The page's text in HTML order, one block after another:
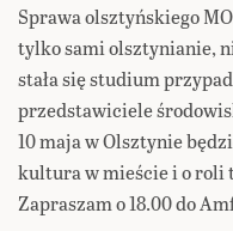
Sprawa olsztyńskiego
tylko sami olsztynianie,
stała się studium
przedstawiciele
10 maja w Olsztynie
kultura w mieście i o
Zapraszam o 18.00 do